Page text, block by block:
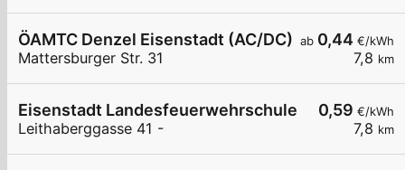
ab 0,44 €/kWh
7,8 km
ÖAMTC Denzel Eisenstadt (AC/DC)
Mattersburger Str. 31
0,59 €/kWh
7,8 km
Eisenstadt Landesfeuerwehrschule
Leithaberggasse 41 -